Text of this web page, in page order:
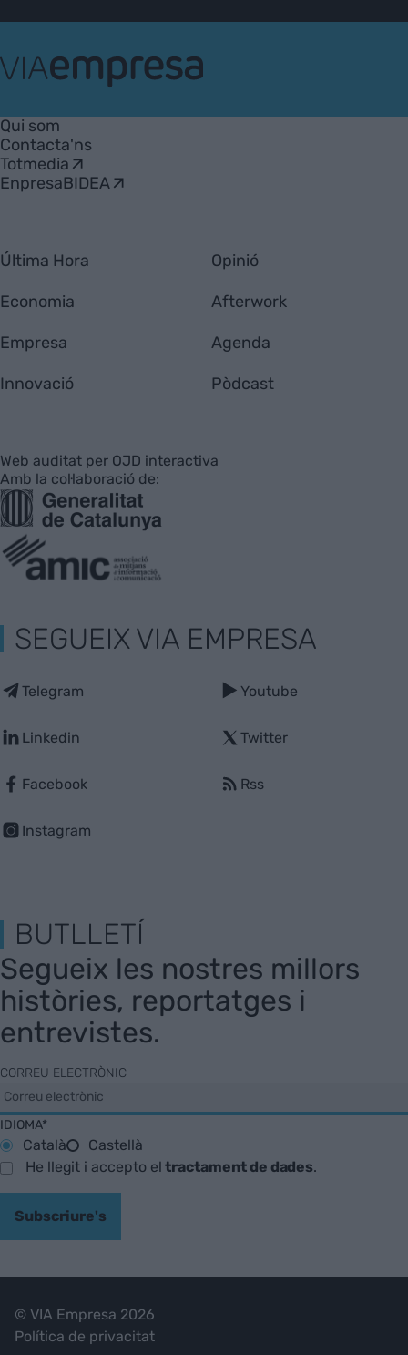
Empresa
Qui som
Contacta'ns
Totmedia
EnpresaBIDEA
Última Hora
Economia
Empresa
Innovació
Opinió
Afterwork
Agenda
Pòdcast
Web auditat per OJD interactiva
Amb la col·laboració de:
SEGUEIX VIA EMPRESA
Telegram
Linkedin
Facebook
Instagram
Youtube
Twitter
Rss
BUTLLETÍ
Segueix les nostres millors
històries, reportatges i
entrevistes.
CORREU ELECTRÒNIC
IDIOMA*
Català
Castellà
He llegit i accepto eltractament de dades.
Subscriure's
© VIA Empresa 2026
Política de privacitat